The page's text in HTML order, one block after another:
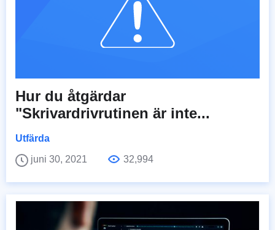
Hur du åtgärdar
"Skrivardrivrutinen är inte...
Utfärda
juni 30, 2021
32,994